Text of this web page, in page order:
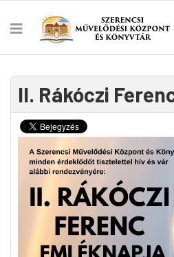
II. Rákóczi